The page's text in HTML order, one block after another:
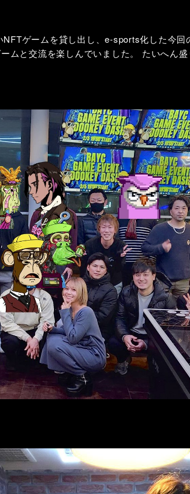
ゲームを貸し出し、e-sports化した今回
ムと交流を楽しんでいました。 たいへん盛